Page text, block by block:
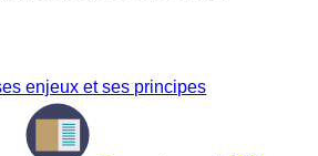
enjeux et ses principes